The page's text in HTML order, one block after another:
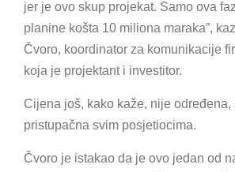
jer je ovo skup projekat. Samo ova
planine košta 10 miliona maraka”,
Čvoro, koordinator za komunikacije
koja je projektant i investitor.
Cijena još, kako kaže, nije određena,
pristupačna svim posjetiocima.
Čvoro je istakao da je ovo jedan od